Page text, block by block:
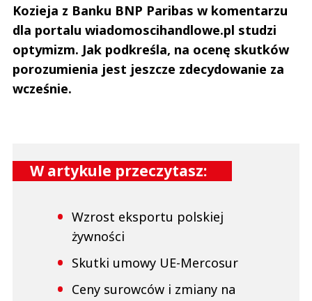
Kozieja z Banku BNP Paribas w komentarzu
dla portalu wiadomoscihandlowe.pl studzi
optymizm. Jak podkreśla, na ocenę skutków
porozumienia jest jeszcze zdecydowanie za
wcześnie.
W artykule przeczytasz:
Wzrost eksportu polskiej
żywności
Skutki umowy UE-Mercosur
Ceny surowców i zmiany na